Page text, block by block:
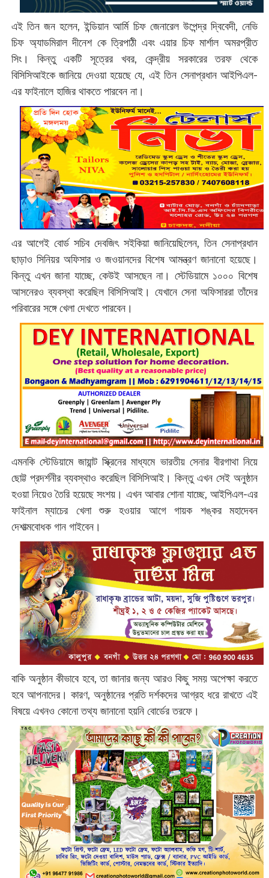
এই তিন জন হলেন, ইন্ডিয়ান আর্মি চিফ জেনারেল উপেন্দ্র দ্বিবেদী, নেভি
চিফ অ্যাডমিরাল দীনেশ কে ত্রিপাঠী এবং এয়ার চিফ মার্শাল অমরপ্রীত
সিং। কিন্তু একটি সূত্রের খবর, কেন্দ্রীয় সরকারের তরফ থেকে
বিসিসিআইকে জানিয়ে দেওয়া হয়েছে যে, এই তিন সেনাপ্রধান আইপিএল-
এর ফাইনালে হাজির থাকতে পারবেন না।
এর আগেই বোর্ড সচিব দেবজিৎ সইকিয়া জানিয়েছিলেন, তিন সেনাপ্রধান
ছাড়াও সিনিয়র অফিসার ও জওয়ানদের বিশেষ আমন্ত্রণ জানানো হয়েছে।
কিন্তু এখন জানা যাচ্ছে, কেউই আসছেন না। স্টেডিয়ামে ১০০০ বিশেষ
আসনেরও ব্যবস্থা করেছিল বিসিসিআই। যেখানে সেনা অফিসাররা তাঁদের
পরিবারের সঙ্গে খেলা দেখতে পারবেন।
এমনকি স্টেডিয়ামে জায়ান্ট স্ক্রিনের মাধ্যমে ভারতীয় সেনার বীরগাথা নিয়ে
ছোট্ট প্রদর্শনীর ব্যবস্থাও করেছিল বিসিসিআই। কিন্তু এখন সেই অনুষ্ঠান
হওয়া নিয়েও তৈরি হয়েছে সংশয়। এখন আবার শোনা যাচ্ছে, আইপিএল-এর
ফাইনাল ম্যাচের খেলা শুরু হওয়ার আগে গায়ক শঙ্কর মহাদেবন
দেশাত্মবোধক গান গাইবেন।
বাকি অনুষ্ঠান কীভাবে হবে, তা জানার জন্য আরও কিছু সময় অপেক্ষা করতে
হবে আপনাদের। কারণ, অনুষ্ঠানের প্রতি দর্শকদের আগ্রহ ধরে রাখতে এই
বিষয়ে এখনও কোনো তথ্য জানানো হয়নি বোর্ডের তরফে।